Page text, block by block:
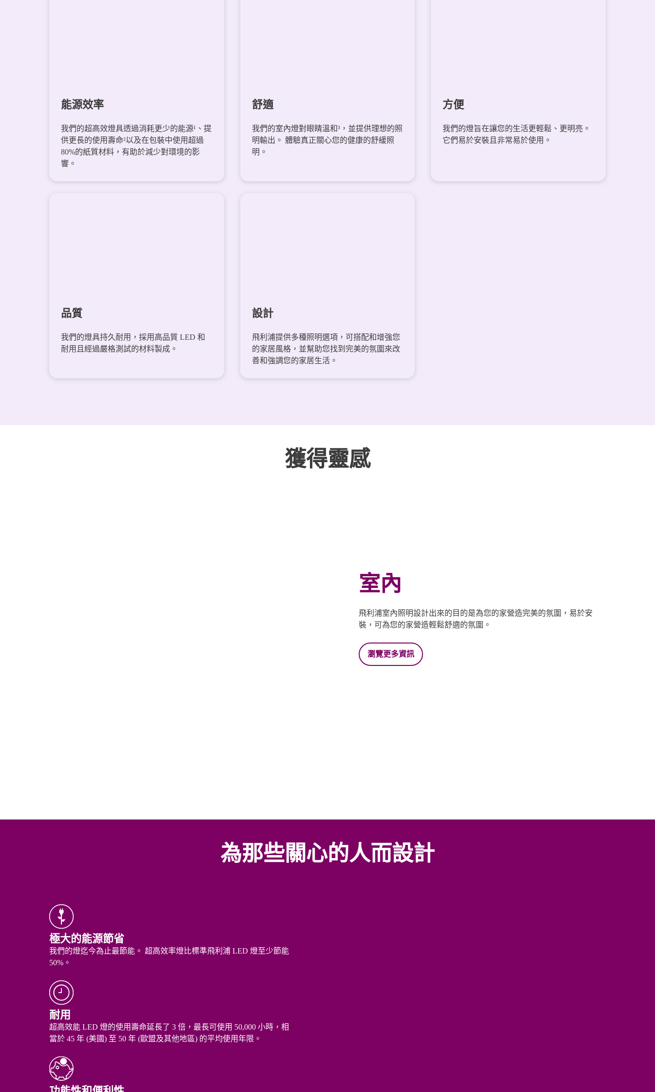
能源效率
我們的超高效燈具透過消耗更少的能源¹、提
供更長的使用壽命²以及在包裝中使用超過
80%的紙質材料，有助於減少對環境的影
響。
舒適
我們的室內燈對眼睛溫和³，並提供理想的照
明輸出。 體驗真正關心您的健康的舒緩照
明。
方便
我們的燈旨在讓您的生活更輕鬆、更明亮。
它們易於安裝且非常易於使用。
品質
我們的燈具持久耐用，採用高品質 LED 和
耐用且經過嚴格測試的材料製成。
設計
飛利浦提供多種照明選項，可搭配和增強您
的家居風格，並幫助您找到完美的氛圍來改
善和強調您的家居生活。
獲得靈感
室內
飛利浦室內照明設計出來的目的是為您的家營造完美的氛圍，易於安
裝，可為您的家營造輕鬆舒適的氛圍。
瀏覽更多資訊
為那些關心的人而設計
極大的能源節省
我們的燈迄今為止最節能。 超高效率燈比標準飛利浦 LED 燈至少節能
50%。
耐用
超高效能 LED 燈的使用壽命延長了 3 倍，最長可使用 50,000 小時，相
當於 45 年 (美國) 至 50 年 (歐盟及其他地區) 的平均使用年限。